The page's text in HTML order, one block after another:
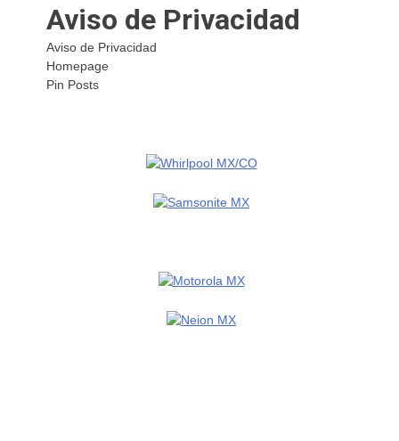
Aviso de Privacidad
Aviso de Privacidad
Homepage
Pin Posts